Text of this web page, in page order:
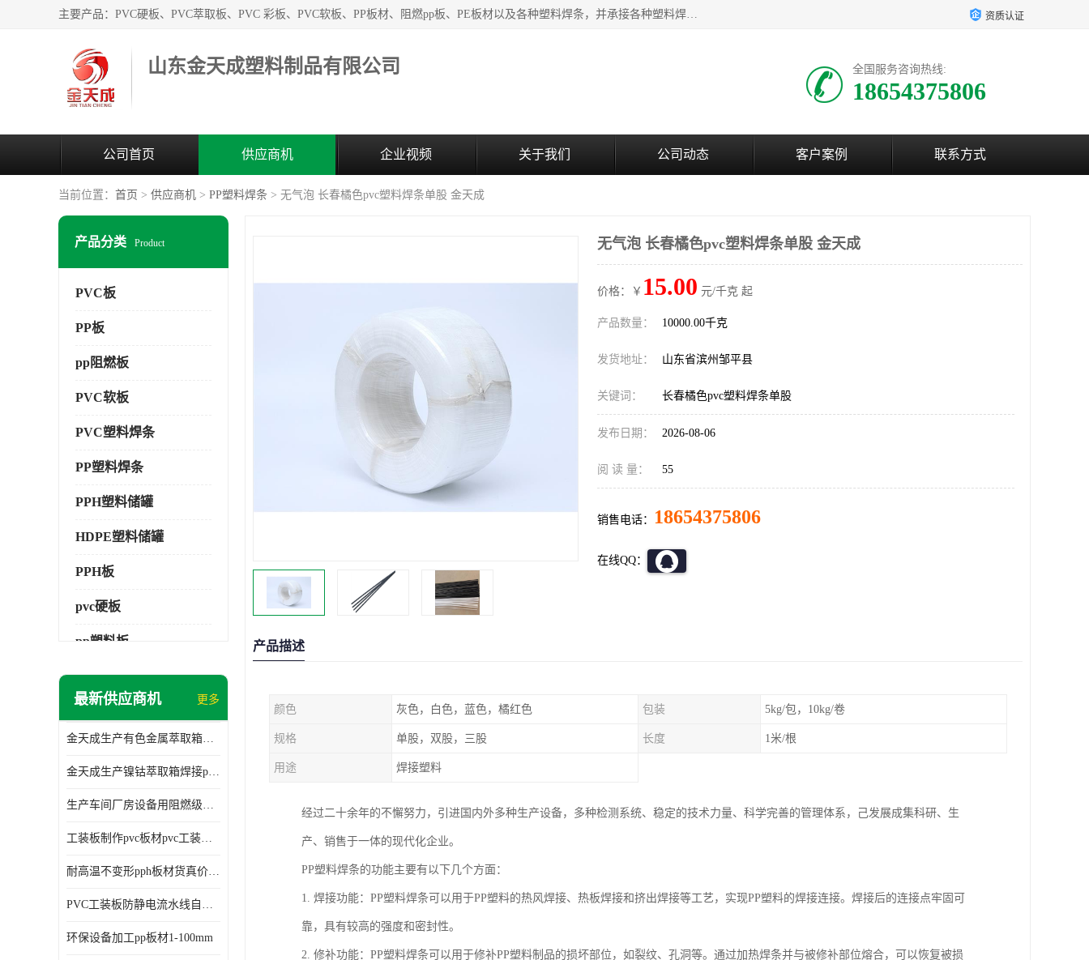
主要产品：PVC硬板、PVC萃取板、PVC 彩板、PVC软板、PP板材、阻燃pp板、PE板材以及各种塑料焊条，并承接各种塑料焊接工程，其产品广泛应用于环保设备、化工、石油、电镀、电子、建筑、食品、医药等多种行业，产品销售己覆盖全国多个省、市(直辖市)及自治区，并己经远销国外。 资质认证
山东金天成塑料制品有限公司 全国服务咨询热线:
18654375806
公司首页 供应商机 企业视频 关于我们 公司动态 客户案例 联系方式
当前位置： 首页 > 供应商机 > PP塑料焊条 > 无气泡 长春橘色pvc塑料焊条单股 金天成
产品分类 Product
PVC板
PP板
pp阻燃板
PVC软板
PVC塑料焊条
PP塑料焊条
PPH塑料储罐
HDPE塑料储罐
PPH板
pvc硬板
pp塑料板
pvc萃取板
最新供应商机 更多
金天成生产有色金属萃取箱焊接pvc板
金天成生产镍钴萃取箱焊接pvc萃取板
生产车间厂房设备用阻燃级别pp硬板
工装板制作pvc板材pvc工装板材可折弯
耐高温不变形pph板材货真价值pph板材
PVC工装板防静电流水线自动化倍速线工装板
环保设备加工pp板材1-100mm
无气泡 长春橘色pvc塑料焊条单股 金天成
价格：￥ 15.00 元/千克 起
产品数量： 10000.00千克
发货地址： 山东省滨州邹平县
关键词： 长春橘色pvc塑料焊条单股
发布日期： 2026-08-06
阅 读 量： 55
销售电话： 18654375806
在线QQ：
产品描述
颜色 灰色，白色，蓝色，橘红色 包装 5kg/包，10kg/卷
规格 单股，双股，三股 长度 1米/根
用途 焊接塑料
经过二十余年的不懈努力，引进国内外多种生产设备，多种检测系统、稳定的技术力量、科学完善的管理体系，己发展成集科研、生
产、销售于一体的现代化企业。
PP塑料焊条的功能主要有以下几个方面：
1. 焊接功能：PP塑料焊条可以用于PP塑料的热风焊接、热板焊接和挤出焊接等工艺，实现PP塑料的焊接连接。焊接后的连接点牢固可
靠，具有较高的强度和密封性。
2. 修补功能：PP塑料焊条可以用于修补PP塑料制品的损坏部位，如裂纹、孔洞等。通过加热焊条并与被修补部位熔合，可以恢复被损